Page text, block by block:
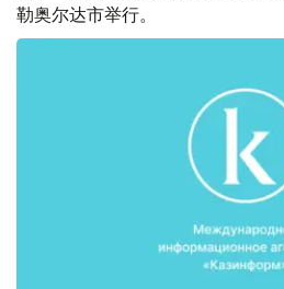
勒奥尔达市举行。